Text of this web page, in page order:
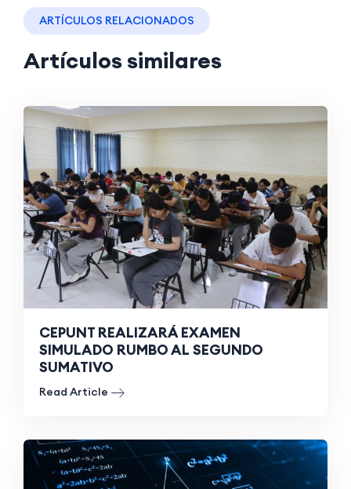
ARTÍCULOS RELACIONADOS
Artículos similares
CEPUNT REALIZARÁ EXAMEN
SIMULADO RUMBO AL SEGUNDO
SUMATIVO
Read Article